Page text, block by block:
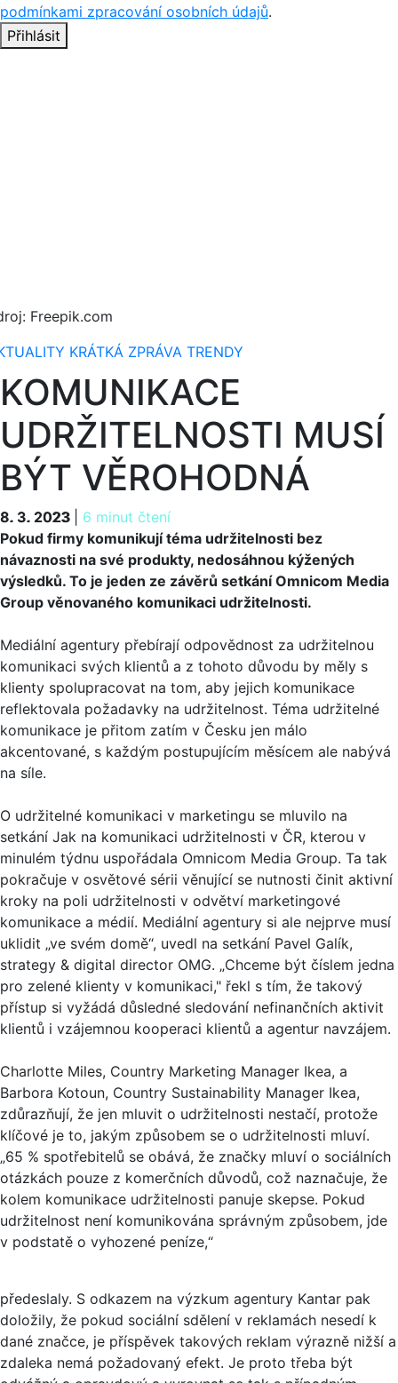
podmínkami zpracování osobních údajů.
Přihlásit
Freepik.com
KRÁTKÁ ZPRÁVA TRENDY
KOMUNIKACE
UDRŽITELNOSTI MUSÍ
BÝT VĚROHODNÁ
8. 3. 2023 6 minut čtení
8. 3. 2023
Pokud firmy komunikují téma udržitelnosti bez
návaznosti na své produkty, nedosáhnou kýžených
výsledků. To je jeden ze závěrů setkání Omnicom Media
Group věnovaného komunikaci udržitelnosti.
Mediální agentury přebírají odpovědnost za udržitelnou
komunikaci svých klientů a z tohoto důvodu by měly s
klienty spolupracovat na tom, aby jejich komunikace
reflektovala požadavky na udržitelnost. Téma udržitelné
komunikace je přitom zatím v Česku jen málo
akcentované, s každým postupujícím měsícem ale nabývá
na síle.
O udržitelné komunikaci v marketingu se mluvilo na
setkání Jak na komunikaci udržitelnosti v ČR, kterou v
minulém týdnu uspořádala Omnicom Media Group. Ta tak
pokračuje v osvětové sérii věnující se nutnosti činit aktivní
kroky na poli udržitelnosti v odvětví marketingové
komunikace a médií. Mediální agentury si ale nejprve musí
uklidit „ve svém domě“, uvedl na setkání Pavel Galík,
strategy & digital director OMG. „Chceme být číslem jedna
pro zelené klienty v komunikaci," řekl s tím, že takový
přístup si vyžádá důsledné sledování nefinančních aktivit
klientů i vzájemnou kooperaci klientů a agentur navzájem.
Charlotte Miles, Country Marketing Manager Ikea, a
Barbora Kotoun, Country Sustainability Manager​ Ikea,
zdůrazňují, že jen mluvit o udržitelnosti nestačí, protože
klíčové je to, jakým způsobem se o udržitelnosti mluví.
„65 % spotřebitelů se obává, že značky mluví o sociálních
otázkách pouze z komerčních důvodů, což naznačuje, že
kolem komunikace udržitelnosti panuje skepse. Pokud
udržitelnost není komunikována správným způsobem, jde
v podstatě o vyhozené peníze,“
předeslaly. S odkazem na výzkum agentury Kantar pak
doložily, že pokud sociální sdělení v reklamách nesedí k
dané značce, je příspěvek takových reklam výrazně nižší a
zdaleka nemá požadovaný efekt. Je proto třeba být